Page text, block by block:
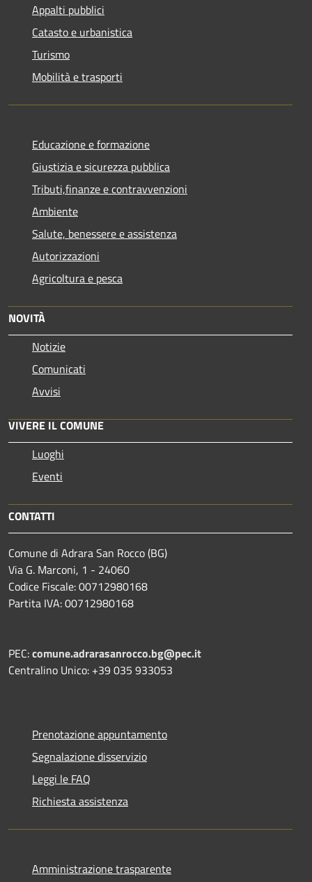
Appalti pubblici
Catasto e urbanistica
Turismo
Mobilità e trasporti
Educazione e formazione
Giustizia e sicurezza pubblica
Tributi,finanze e contravvenzioni
Ambiente
Salute, benessere e assistenza
Autorizzazioni
Agricoltura e pesca
NOVITÀ
Notizie
Comunicati
Avvisi
VIVERE IL COMUNE
Luoghi
Eventi
CONTATTI
Comune di Adrara San Rocco (BG)
Via G. Marconi, 1 - 24060
Codice Fiscale: 00712980168
Partita IVA: 00712980168
PEC:comune.adrarasanrocco.bg@pec.it
Centralino Unico: +39 035 933053
Prenotazione appuntamento
Segnalazione disservizio
Leggi le FAQ
Richiesta assistenza
Amministrazione trasparente